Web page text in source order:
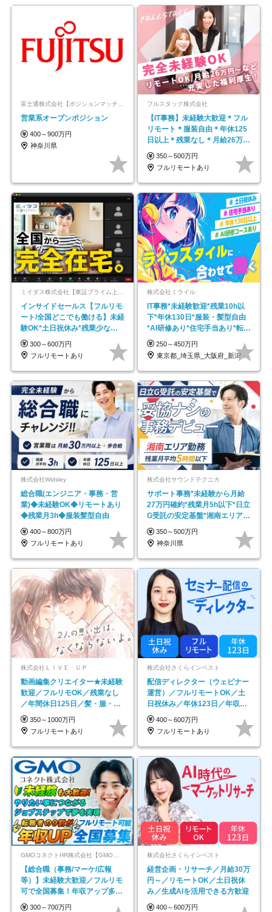
富士通株式会社【ポジションマッチ登録】
営業系オープンポジション
400～900万円
神奈川県
フルスタック株式会社
【IT事務】未経験大歓迎＊フル
リモート＊服装自由＊年休125
日以上＊残業なし＊月給26万円
以上
350～500万円
フルリモートあり
インサイドセールス【フルリモ
ート/全国どこでも働ける】未経
験OK*土日祝休み*残業少なめ*
在宅勤務手当あり
300～600万円
フルリモートあり
株式会社ミライル
IT事務*未経験歓迎*残業10h以
下*年休130日*服装・髪型自由
*AI研修あり*住宅手当あり*転勤
なし
250～450万円
東京都_埼玉県_大阪府_新潟県_福岡県
株式会社Widsley
総合職(エンジニア・事務・営
業)◆未経験OK◆リモートあり
◆残業月3h◆服装髪型自由
400～800万円
フルリモートあり
株式会社サウンドテクニカ
サポート事務*未経験から月給
27万円確約*残業月5h以下*日立
G受託の安定基盤*湘南エリア勤
務
350～500万円
神奈川県
株式会社ＬＩＶＥ ＵＰ
動画編集クリエイター★未経験
歓迎／フルリモOK／残業なし
／年間休日125日／髪・服・ネ
イル自由／研修充実で安心
350～1000万円
フルリモートあり
株式会社さくらインベスト
配信ディレクター（ウェビナー
運営）／フルリモートOK／土
日祝休み／年休123日／年収
600万円可
400～600万円
フルリモートあり
GMOコネクトHR株式会社【GMOインターネットグループ】
【総合職（事務/マーケ/広報
等）】未経験大歓迎／フルリモ
可で全国募集！年収アップ多数
★年休最大130日★
300～700万円
株式会社さくらインベスト
経営企画・リサーチ／月給30万
円～／リモートOK／土日祝休
み／生成AIを活用できる方歓迎
400～600万円